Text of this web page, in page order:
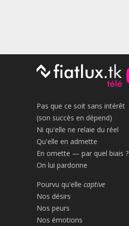
Pas que ce soit sans intérêt
(son succès en dépend)
Ni qu'elle ne relaie du réel
Qu'elle en admette
En omette — par quel biais ?
On lui pardonne
Pourvu qu'elle captive
Nos désirs
Nos peurs
Nos émotions